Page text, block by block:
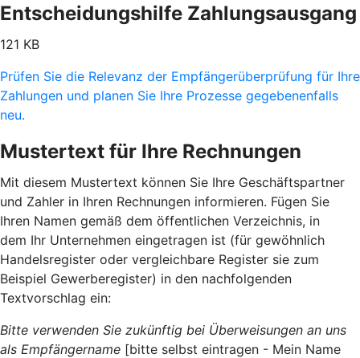
Entscheidungshilfe Zahlungsausgang
121 KB
Prüfen Sie die Relevanz der Empfängerüberprüfung für Ihre
Zahlungen und planen Sie Ihre Prozesse gegebenenfalls
neu.
Mustertext für Ihre Rechnungen
Mit diesem Mustertext können Sie Ihre Geschäftspartner
und Zahler in Ihren Rechnungen informieren. Fügen Sie
Ihren Namen gemäß dem öffentlichen Verzeichnis, in
dem Ihr Unternehmen eingetragen ist (für gewöhnlich
Handelsregister oder vergleichbare Register sie zum
Beispiel Gewerberegister) in den nachfolgenden
Textvorschlag ein:
Bitte verwenden Sie zukünftig bei Überweisungen an uns
als Empfängername [bitte selbst eintragen - Mein Name